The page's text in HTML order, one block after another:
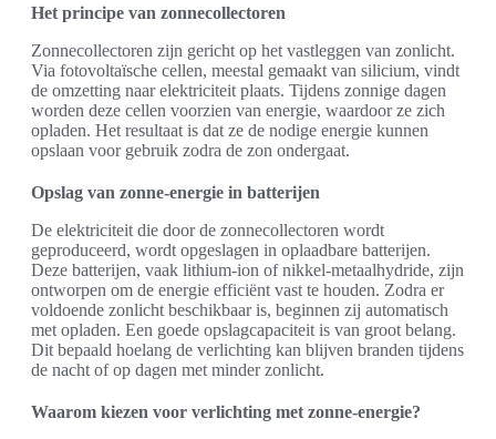
Het principe van zonnecollectoren
Zonnecollectoren zijn gericht op het vastleggen van zonlicht.
Via fotovoltaïsche cellen, meestal gemaakt van silicium, vindt
de omzetting naar elektriciteit plaats. Tijdens zonnige dagen
worden deze cellen voorzien van energie, waardoor ze zich
opladen. Het resultaat is dat ze de nodige energie kunnen
opslaan voor gebruik zodra de zon ondergaat.
Opslag van zonne-energie in batterijen
De elektriciteit die door de zonnecollectoren wordt
geproduceerd, wordt opgeslagen in oplaadbare batterijen.
Deze batterijen, vaak lithium-ion of nikkel-metaalhydride, zijn
ontworpen om de energie efficiënt vast te houden. Zodra er
voldoende zonlicht beschikbaar is, beginnen zij automatisch
met opladen. Een goede opslagcapaciteit is van groot belang.
Dit bepaald hoelang de verlichting kan blijven branden tijdens
de nacht of op dagen met minder zonlicht.
Waarom kiezen voor verlichting met zonne-energie?